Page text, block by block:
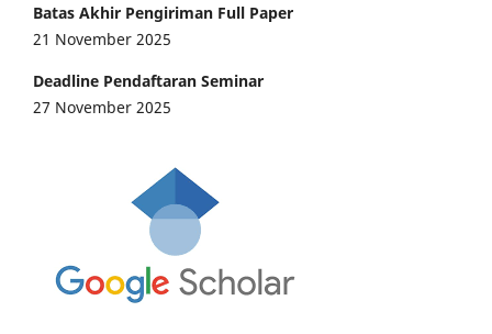
Batas Akhir Pengiriman Full Paper
21 November 2025
Deadline Pendaftaran Seminar
27 November 2025